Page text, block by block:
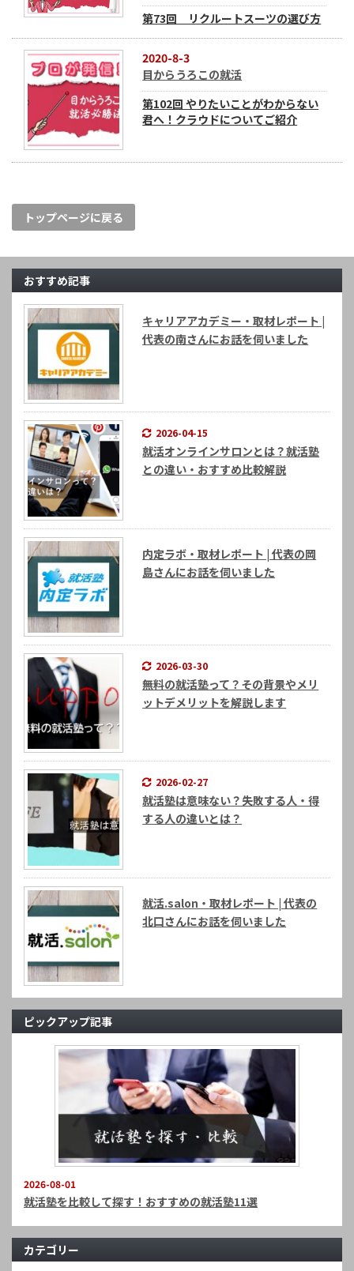
第73回 リクルートスーツの選び方
2020-8-3
目からうろこの就活
第102回 やりたいことがわからない
君へ！クラウドについてご紹介
トップページに戻る
おすすめ記事
キャリアアカデミー・取材レポート |
代表の南さんにお話を伺いました
2026-04-15
就活オンラインサロンとは？就活塾
との違い・おすすめ比較解説
内定ラボ・取材レポート | 代表の岡
島さんにお話を伺いました
2026-03-30
無料の就活塾って？その背景やメリ
ットデメリットを解説します
2026-02-27
就活塾は意味ない？失敗する人・得
する人の違いとは？
就活.salon・取材レポート | 代表の
北口さんにお話を伺いました
ピックアップ記事
2026-08-01
就活塾を比較して探す！おすすめの就活塾11選
カテゴリー